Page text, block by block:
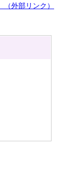
（外部リンク）